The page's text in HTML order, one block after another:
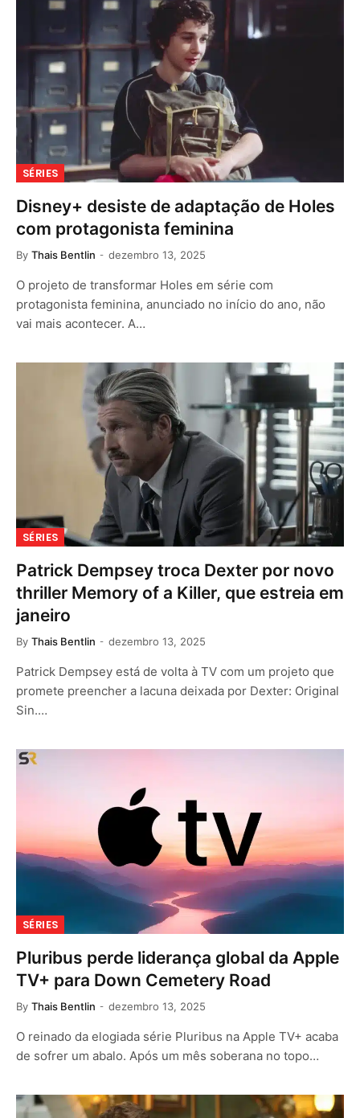
SÉRIES
Disney+ desiste de adaptação de Holes
com protagonista feminina
By Thais Bentlin dezembro 13, 2025
O projeto de transformar Holes em série com
protagonista feminina, anunciado no início do ano, não
vai mais acontecer. A…
SÉRIES
Patrick Dempsey troca Dexter por novo
thriller Memory of a Killer, que estreia em
janeiro
By Thais Bentlin dezembro 13, 2025
Patrick Dempsey está de volta à TV com um projeto que
promete preencher a lacuna deixada por Dexter: Original
Sin.…
SÉRIES
Pluribus perde liderança global da Apple
TV+ para Down Cemetery Road
By Thais Bentlin dezembro 13, 2025
O reinado da elogiada série Pluribus na Apple TV+ acaba
de sofrer um abalo. Após um mês soberana no topo…